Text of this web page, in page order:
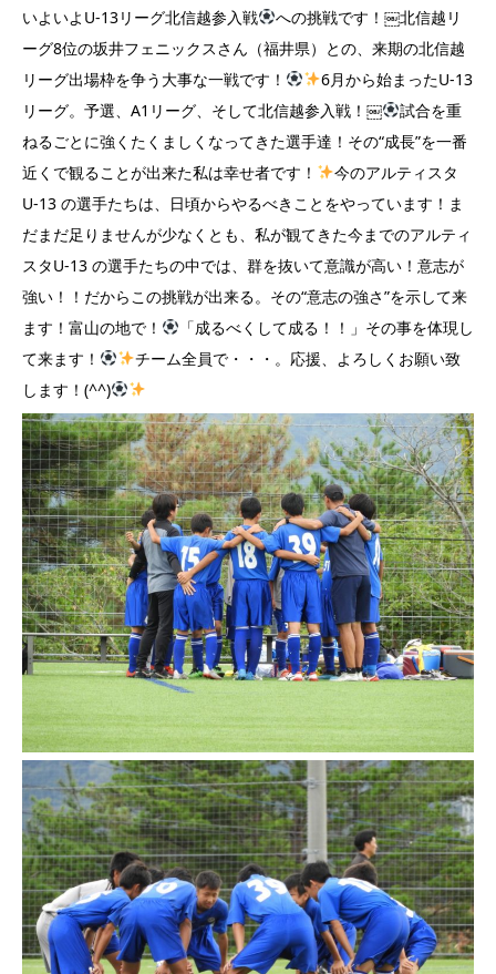
いよいよU-13リーグ北信越参入戦
への挑戦です！￼北信越リ
ーグ8位の坂井フェニックスさん（福井県）との、来期の北信越
リーグ出場枠を争う大事な一戦です！
6月から始まったU-13
リーグ。予選、A1リーグ、そして北信越参入戦！￼
試合を重
ねるごとに強くたくましくなってきた選手達！その“成長”を一番
近くで観ることが出来た私は幸せ者です！
今のアルティスタ
U-13 の選手たちは、日頃からやるべきことをやっています！ま
だまだ足りませんが少なくとも、私が観てきた今までのアルティ
スタU-13 の選手たちの中では、群を抜いて意識が高い！意志が
強い！！だからこの挑戦が出来る。その“意志の強さ”を示して来
ます！富山の地で！
「成るべくして成る！！」その事を体現し
て来ます！
チーム全員で・・・。応援、よろしくお願い致
します！(^^)